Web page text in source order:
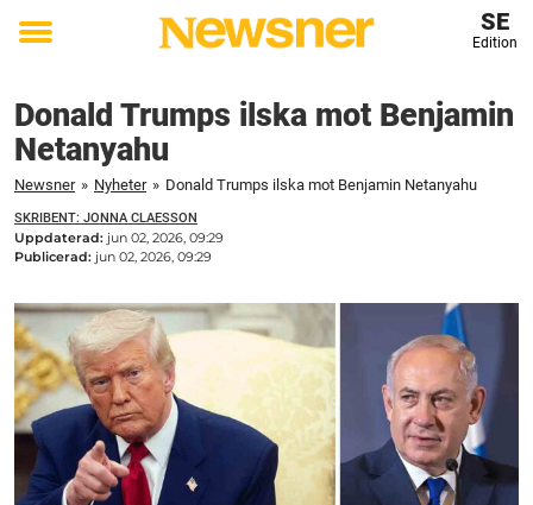
Toggle
SE
Edition
Donald Trumps ilska mot Benjamin
Netanyahu
Newsner » Nyheter » Donald Trumps ilska mot Benjamin Netanyahu
SKRIBENT: JONNA CLAESSON
Uppdaterad: jun 02, 2026, 09:29
Publicerad: jun 02, 2026, 09:29